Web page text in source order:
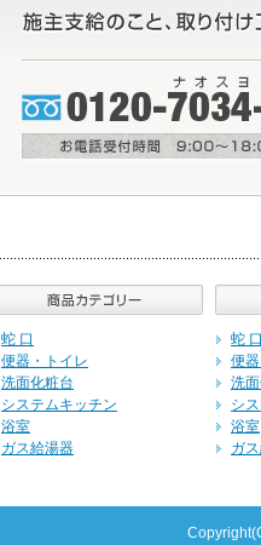
蛇 口
便器・トイレ
洗面化粧台
システムキッチン
浴室
ガス給湯器
蛇
便
洗
シ
浴室
ガ